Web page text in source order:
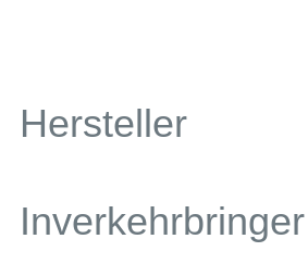
Hersteller
Inverkehrbringer